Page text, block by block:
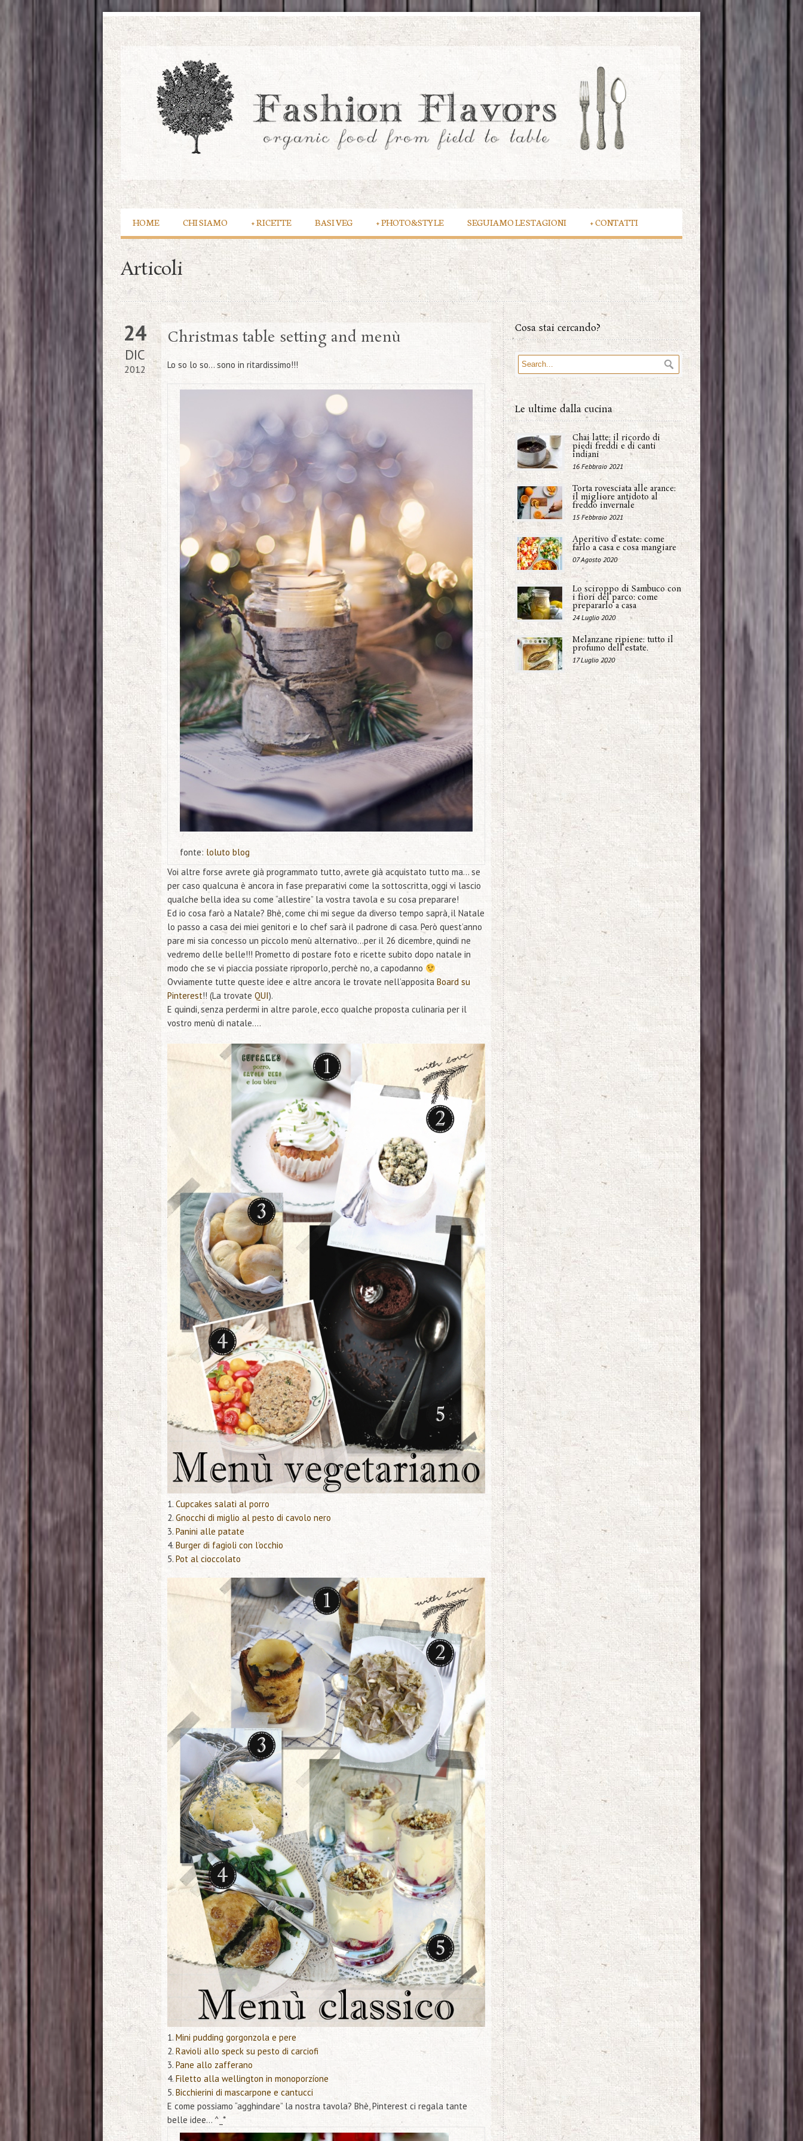
HOME CHI SIAMO RICETTE
+ BASI VEG PHOTO&STYLE
+ SEGUIAMO LE STAGIONI CONTATTI
+
Articoli
24
DIC
2012
Christmas table setting and menù
Lo so lo so… sono in ritardissimo!!!
fonte: loluto blog
Voi altre forse avrete già programmato tutto, avrete già acquistato tutto ma… se
per caso qualcuna è ancora in fase preparativi come la sottoscritta, oggi vi lascio
qualche bella idea su come “allestire” la vostra tavola e su cosa preparare!
Ed io cosa farò a Natale? Bhè, come chi mi segue da diverso tempo saprà, il Natale
lo passo a casa dei miei genitori e lo chef sarà il padrone di casa. Però quest’anno
pare mi sia concesso un piccolo menù alternativo…per il 26 dicembre, quindi ne
vedremo delle belle!!! Prometto di postare foto e ricette subito dopo natale in
modo che se vi piaccia possiate riproporlo, perchè no, a capodanno
Ovviamente tutte queste idee e altre ancora le trovate nell’apposita Board su
Pinterest!! (La trovate QUI).
E quindi, senza perdermi in altre parole, ecco qualche proposta culinaria per il
vostro menù di natale….
1. Cupcakes salati al porro
2. Gnocchi di miglio al pesto di cavolo nero
3. Panini alle patate
4. Burger di fagioli con l’occhio
5. Pot al cioccolato
1. Mini pudding gorgonzola e pere
2. Ravioli allo speck su pesto di carciofi
3. Pane allo zafferano
4. Filetto alla wellington in monoporzione
5. Bicchierini di mascarpone e cantucci
E come possiamo “agghindare” la nostra tavola? Bhè, Pinterest ci regala tante
belle idee… ^_*
Cosa stai cercando?
Le ultime dalla cucina
Chai latte: il ricordo di
piedi freddi e di canti
indiani
16 Febbraio 2021
Torta rovesciata alle arance:
il migliore antidoto al
freddo invernale
15 Febbraio 2021
Aperitivo d'estate: come
farlo a casa e cosa mangiare
07 Agosto 2020
Lo sciroppo di Sambuco con
i fiori del parco: come
prepararlo a casa
24 Luglio 2020
Melanzane ripiene: tutto il
profumo dell'estate.
17 Luglio 2020